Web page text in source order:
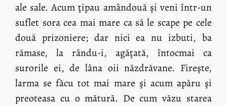
ale sale. Acum ţipau amândouă şi veni într-un
suflet sora cea mai mare ca să le scape pe cele
două prizoniere; dar nici ea nu izbuti, ba
rămase, la rându-i, agăţată, întocmai ca
surorile ei, de lâna oii năzdrăvane. Fireşte,
larma se făcu tot mai mare şi acum apăru şi
preoteasa cu o mătură. De cum văzu starea